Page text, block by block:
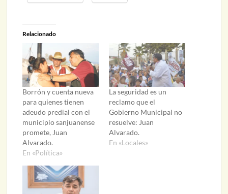
Relacionado
Borrón y cuenta nueva
para quienes tienen
adeudo predial con el
municipio sanjuanense
promete, Juan
Alvarado.
En «Política»
La seguridad es un
reclamo que el
Gobierno Municipal no
resuelve: Juan
Alvarado.
En «Locales»